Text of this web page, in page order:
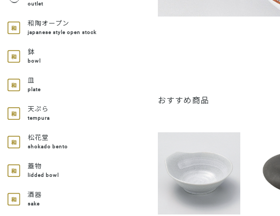
outlet
和陶オープン
japanese style open stock
鉢
bowl
皿
plate
天ぷら
tempura
松花堂
shokado bento
蓋物
lidded bowl
酒器
sake
おすすめ商品